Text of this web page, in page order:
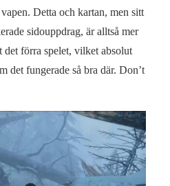
Detta och kartan, men sitt
sidouppdrag, är alltså mer
förra spelet, vilket absolut
det fungerade så bra där. Don’t